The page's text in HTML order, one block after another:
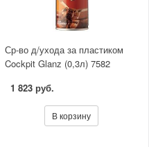
Ср-во д/ухода за пластиком
Cockpit Glanz (0,3л) 7582
1 823 руб.
В корзину